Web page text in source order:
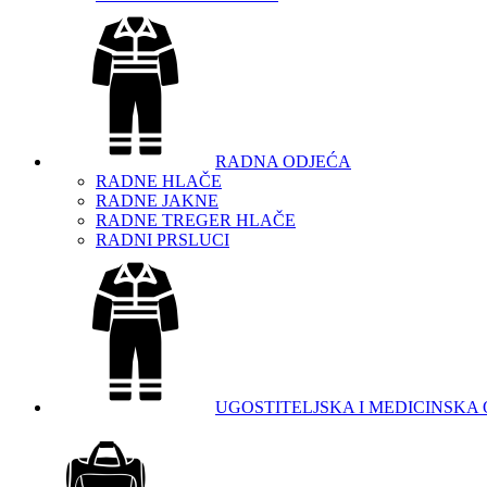
RADNA ODJEĆA
RADNE HLAČE
RADNE JAKNE
RADNE TREGER HLAČE
RADNI PRSLUCI
UGOSTITELJSKA I MEDICINSKA